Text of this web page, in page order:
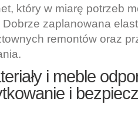
który w miarę potrzeb
zaplanowana
remontów oraz
i meble
i